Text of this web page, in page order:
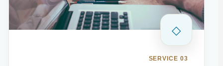
◇
SERVICE 03